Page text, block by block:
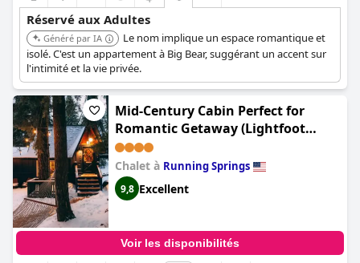
Réservé aux Adultes
Généré par IA
Le nom implique un espace romantique et
isolé. C'est un appartement à Big Bear, suggérant un accent sur
l'intimité et la vie privée.
Mid-Century Cabin Perfect for
Romantic Getaway (Lightfoot
Cabin Mid-Century Perfect
Romantic Getaway Hot Tub Sauna)
Chalet à Running Springs
9,8 Excellent
Voir les disponibilités